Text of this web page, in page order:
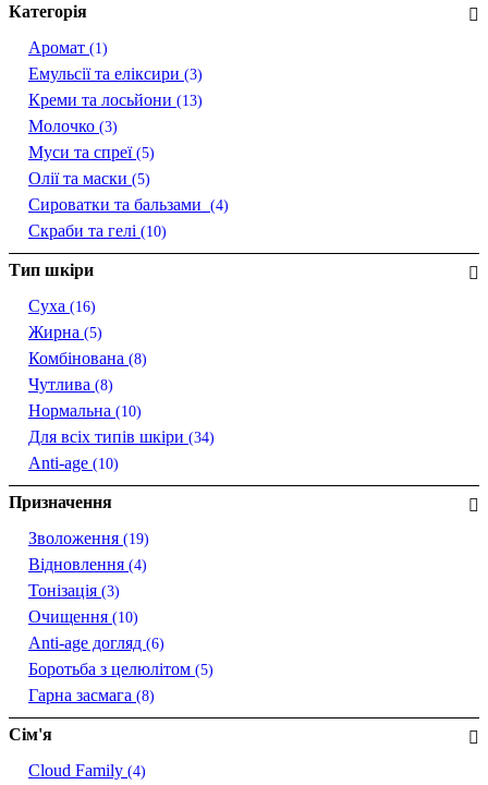
Категорія
Аромат (1)
Емульсії та еліксири (3)
Креми та лосьйони (13)
Молочко (3)
Муси та спреї(5)
Олії та маски (5)
Сироватки та бальзами (4)
Скраби та гелі (10)
Тип шкіри
Суха (16)
Жирна (5)
Комбінована (8)
Чутлива (8)
Нормальна (10)
Для всіх типів шкіри (34)
Anti-age (10)
Призначення
Зволоження (19)
Відновлення (4)
Тонізація (3)
Очищення (10)
Anti-age догляд (6)
Боротьба з целюлітом (5)
Гарна засмага (8)
Сім'я
Cloud Family (4)